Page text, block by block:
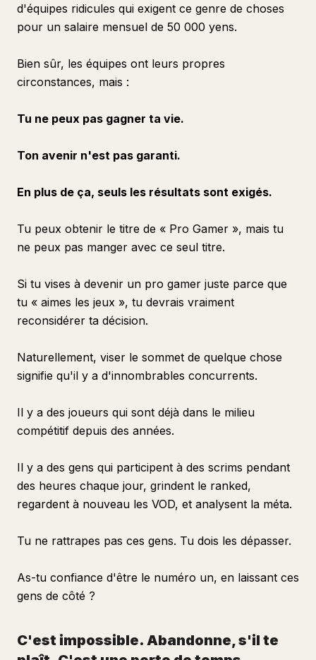
d'équipes ridicules qui exigent ce genre de choses
pour un salaire mensuel de 50 000 yens.
Bien sûr, les équipes ont leurs propres
circonstances, mais :
Tu ne peux pas gagner ta vie.
Ton avenir n'est pas garanti.
En plus de ça, seuls les résultats sont exigés.
Tu peux obtenir le titre de « Pro Gamer », mais tu
ne peux pas manger avec ce seul titre.
Si tu vises à devenir un pro gamer juste parce que
tu « aimes les jeux », tu devrais vraiment
reconsidérer ta décision.
Naturellement, viser le sommet de quelque chose
signifie qu'il y a d'innombrables concurrents.
Il y a des joueurs qui sont déjà dans le milieu
compétitif depuis des années.
Il y a des gens qui participent à des scrims pendant
des heures chaque jour, grindent le ranked,
regardent à nouveau les VOD, et analysent la méta.
Tu ne rattrapes pas ces gens. Tu dois les dépasser.
As-tu confiance d'être le numéro un, en laissant ces
gens de côté ?
C'est impossible. Abandonne, s'il te